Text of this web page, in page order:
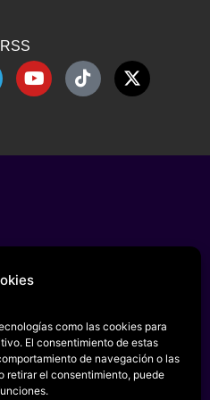
como las cookies para
El consentimiento de estas
de navegación o las
retirar el consentimiento, puede